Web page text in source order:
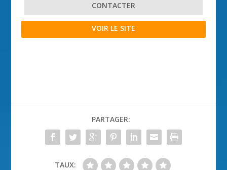
CONTACTER
VOIR LE SITE
PARTAGER:
TAUX: